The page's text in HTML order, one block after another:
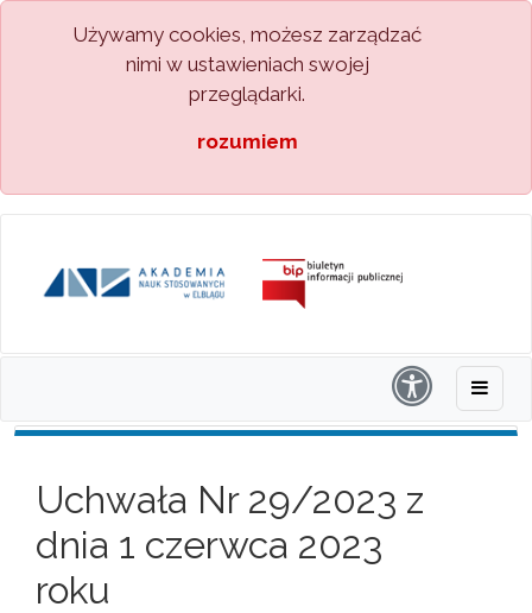
Używamy cookies, możesz zarządzać
nimi w ustawieniach swojej
przeglądarki.
rozumiem
Uchwała Nr 29/2023 z
dnia 1 czerwca 2023
roku